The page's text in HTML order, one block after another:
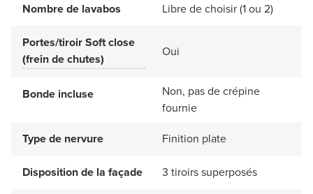
Nombre de lavabos Libre de choisir (1 ou 2)
Portes/tiroir Soft close
(frein de chutes)
Oui
Bonde incluse
Non, pas de crépine
fournie
Type de nervure
Finition plate
Disposition de la façade 3 tiroirs superposés